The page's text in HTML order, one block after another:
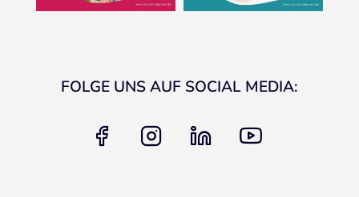
FOLGE UNS AUF SOCIAL MEDIA:
facebook instagram